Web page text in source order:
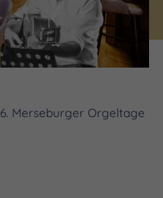
Merseburger Orgeltage